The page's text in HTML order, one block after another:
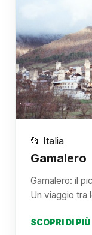
📂 Italia
Gamalero
Gamalero: il
Un viaggio tra
SCOPRI DI